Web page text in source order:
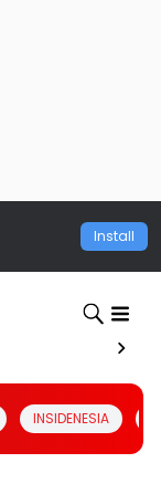
Install
INSIDENESIA